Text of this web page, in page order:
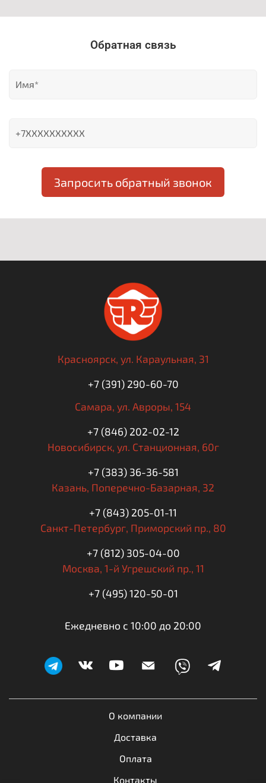
Обратная связь
Запросить обратный звонок
О компании
Доставка
Оплата
Контакты
Красноярск, ул. Караульная, 31
+7 (391) 290-60-70
Самара, ул. Авроры, 154
+7 (846) 202-02-12
Новосибирск, ул. Станционная, 60г
+7 (383) 36-36-581
Казань, Поперечно-Базарная, 32
+7 (843) 205-01-11
Санкт-Петербург, Приморский пр., 80
+7 (812) 305-04-00
Москва, 1-й Угрешский пр., 11
+7 (495) 120-50-01
Ежедневно с 10:00 до 20:00